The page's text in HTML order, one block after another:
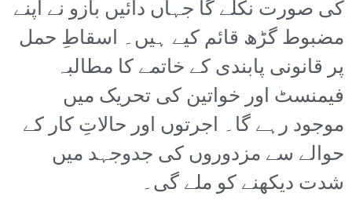
کی صورت نکلے گا جہاں دائیں بازو نے اپنے
مضبوط گڑھ قائم کیے ہیں۔ اسقاطِ حمل
پر قانونی پابندی کے خاتمے کا مطالبہ
فیمنسٹ اور خواتین کی تحریک میں
موجود رہے گا۔ اجرتوں اور حالاتِ کار کے
حوالے سے مزدوروں کی جدوجہد میں
شدت دیکھنے کو ملے گی۔